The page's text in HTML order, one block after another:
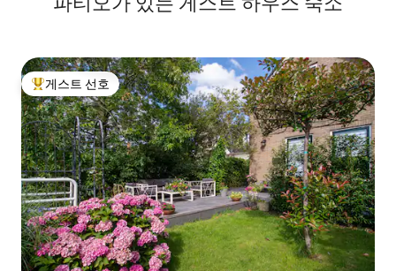
상위 게스트 선호
게스트 선호